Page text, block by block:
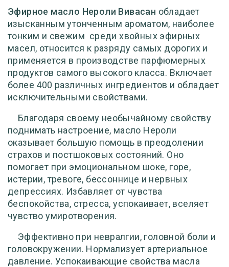
Эфирное масло Нероли Вивасан обладает
изысканным утонченным ароматом, наиболее
тонким и свежим среди хвойных эфирных
масел, относится к разряду самых дорогих и
применяется в производстве парфюмерных
продуктов самого высокого класса. Включает
более 400 различных ингредиентов и обладает
исключительными свойствами.
Благодаря своему необычайному свойству
поднимать настроение, масло Нероли
оказывает большую помощь в преодолении
страхов и постшоковых состояний. Оно
помогает при эмоциональном шоке, горе,
истерии, тревоге, бессоннице и нервных
депрессиях. Избавляет от чувства
беспокойства, стресса, успокаивает, вселяет
чувство умиротворения.
Эффективно при невралгии, головной боли и
головокружении. Нормализует артериальное
давление. Успокаивающие свойства масла